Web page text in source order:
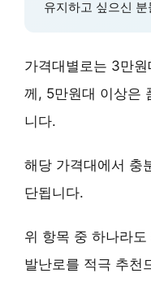
유지하고 싶으신
가격대별로는 3만원
께, 5만원대 이상은
니다.
해당 가격대에서 충
단됩니다.
위 항목 중 하나라도
발난로를 적극 추천